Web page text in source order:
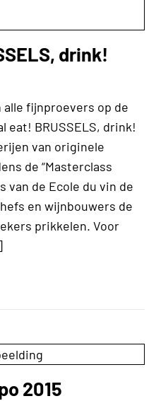
drink!
alle fijnproevers op de
eat! BRUSSELS, drink!
van originele
de “Masterclass
van de Ecole du vin de
en wijnbouwers de
prikkelen. Voor
2015